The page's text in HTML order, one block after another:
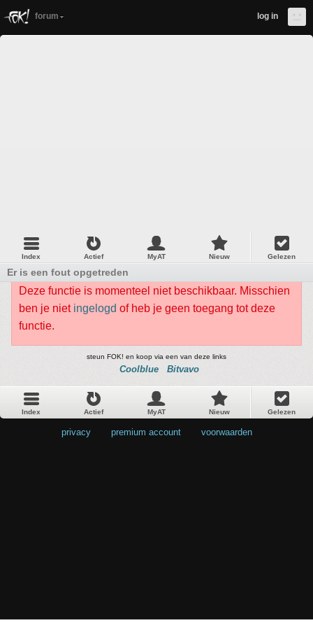
forum log in
Index Actief MyAT Nieuw Gelezen
Er is een fout opgetreden
Deze functie is momenteel niet beschikbaar. Misschien
ben je niet ingelogd of heb je geen toegang tot deze
functie.
steun FOK! en koop via een van deze links
Coolblue Bitvavo
Index Actief MyAT Nieuw Gelezen
privacy premium account voorwaarden